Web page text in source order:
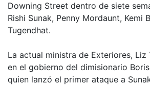
Downing Street dentro de siete
Rishi Sunak, Penny Mordaunt, Kemi
Tugendhat.
La actual ministra de Exteriores, Liz
en el gobierno del dimisionario
quien lanzó el primer ataque a